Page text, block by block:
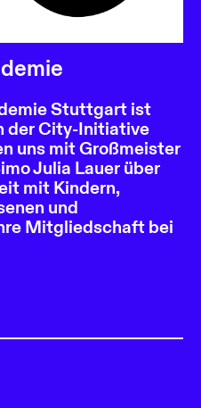
Stuttgart ist
der City-Initiative
uns mit Großmeister
Julia Lauer über
mit Kindern,
und
Mitgliedschaft bei